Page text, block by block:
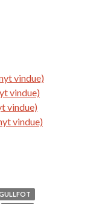
vindue)
vindue)
vindue)
vindue)